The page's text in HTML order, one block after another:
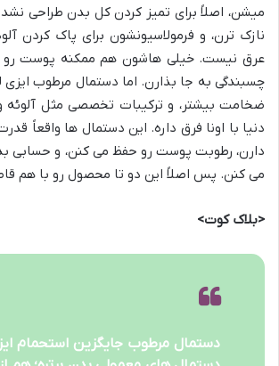
میشن، اصلاً برای تمیز کردن کل بدن طراحی
نازک ترن، و فرمولاسیونشون برای پاک کردن
عرق نیست. خیلی هاشون هم ممکنه پوست
چسبندگی به جا بذارن. اما دستمال مرطوب ایزی
دنیا با اونا فرق داره. این دستمال ها واقعاً
دارن، رطوبت پوست رو حفظ می کنن، و حسابی
می کنن. پس اصلاً این دو تا محصول رو با هم
<بلاک کوت>
دستمال مرطوب جایگزین استحمام